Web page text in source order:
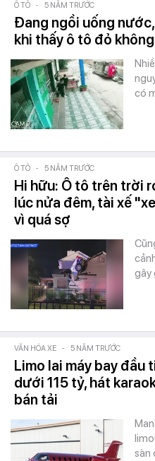
Ô TÔ - 5 NĂM TRƯỚC
Đang ngồi uống
khi thấy ô tô đỏ
có
Ô TÔ - 5 NĂM TRƯỚC
Hi hữu: Ô tô trên trời
lúc nửa đêm, tài xế
vì quá sợ
gây
VĂN HÓA XE - 5 NĂM TRƯỚC
Limo lai máy bay đầu
dưới 115 tỷ, hát
bán tải
sàn